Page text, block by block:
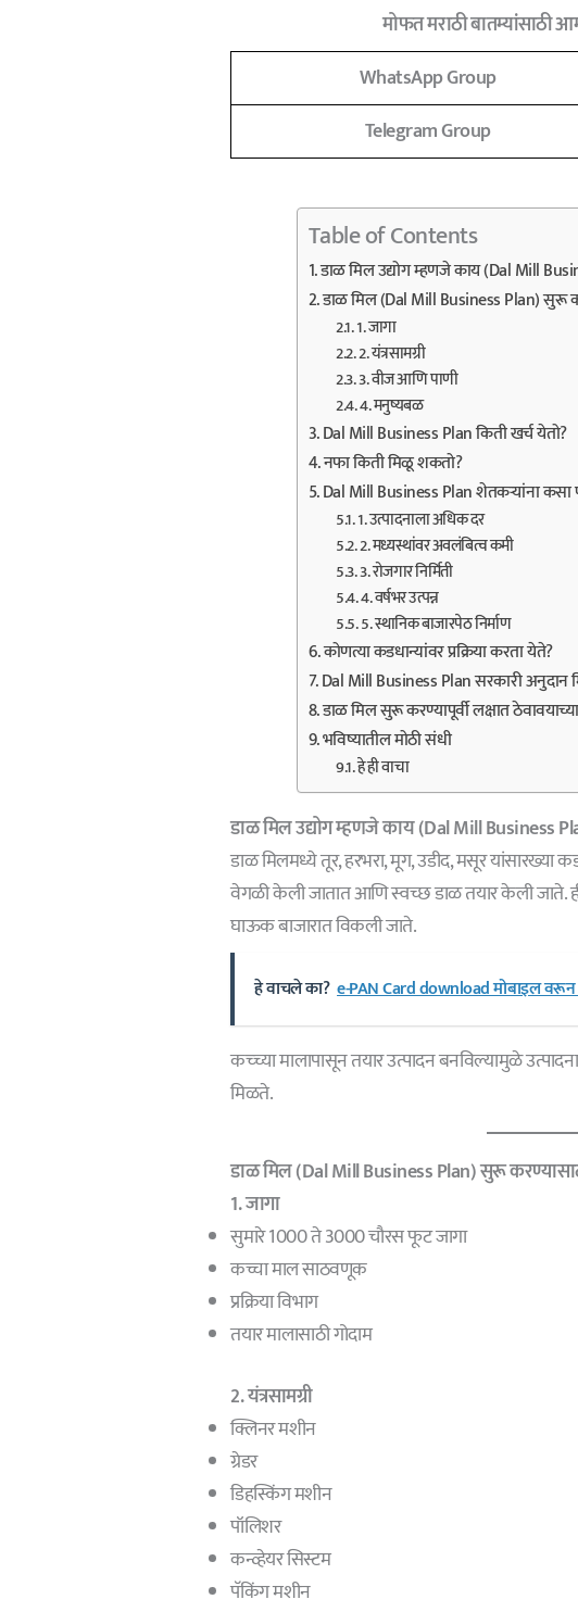
मोफत मराठी बातम्यांसाठी
WhatsApp Group
Telegram Group
Table of Contents
डाळ मिल उद्योग म्हणजे काय (Dal Mill
डाळ मिल (Dal Mill Business Plan)
1. जागा
2. यंत्रसामग्री
3. वीज आणि पाणी
4. मनुष्यबळ
Dal Mill Business Plan किती खर्च येतो?
नफा किती मिळू शकतो?
Dal Mill Business Plan शेतकऱ्यांना कसा
1. उत्पादनाला अधिक दर
2. मध्यस्थांवर अवलंबित्व कमी
3. रोजगार निर्मिती
4. वर्षभर उत्पन्न
5. स्थानिक बाजारपेठ निर्माण
कोणत्या कडधान्यांवर प्रक्रिया करता येते?
Dal Mill Business Plan सरकारी
डाळ मिल सुरू करण्यापूर्वी लक्षात ठेवावयाच्या
भविष्यातील मोठी संधी
हे ही वाचा
डाळ मिल उद्योग म्हणजे काय (Dal Mill Business
डाळ मिलमध्ये तूर, हरभरा, मूग, उडीद, मसूर यांसारख्या
वेगळी केली जातात आणि स्वच्छ डाळ तयार केली
घाऊक बाजारात विकली जाते.
हे वाचले का? e-PAN Card download मोबाइल वरून
कच्च्या मालापासून तयार उत्पादन बनविल्यामुळे
मिळते.
डाळ मिल (Dal Mill Business Plan) सुरू
1. जागा
सुमारे 1000 ते 3000 चौरस फूट जागा
कच्चा माल साठवणूक
प्रक्रिया विभाग
तयार मालासाठी गोदाम
2. यंत्रसामग्री
क्लिनर मशीन
ग्रेडर
डिहस्किंग मशीन
पॉलिशर
कन्व्हेयर सिस्टम
पॅकिंग मशीन